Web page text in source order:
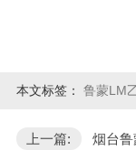
本文标签： 鲁蒙LM
上一篇:
烟台